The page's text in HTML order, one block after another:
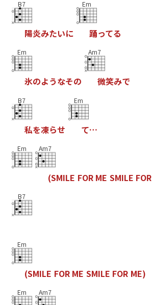
B7
陽炎みたいに
Em
踊ってる
Em
氷のようなその
Am7
微笑みで
B7
私を凍らせ
Em
て…
Em Am7
(SMILE FOR ME SMILE FOR
B7
Em
(SMILE FOR ME SMILE FOR ME)
Em Am7